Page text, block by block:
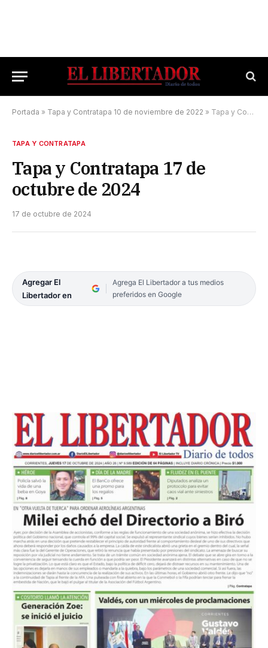
Portada » Tapa y Contratapa 10 de noviembre de 2022 » Tapa y Contratapa 17 de octubre de 2024
TAPA Y CONTRATAPA
Tapa y Contratapa 17 de
octubre de 2024
17 de octubre de 2024
Agregar El
Libertador en
Agrega El Libertador a tus medios
preferidos en Google